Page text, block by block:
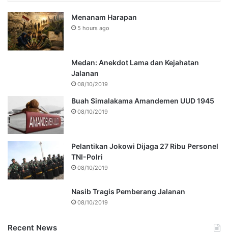
Menanam Harapan
5 hours ago
Medan: Anekdot Lama dan Kejahatan
Jalanan
08/10/2019
Buah Simalakama Amandemen UUD 1945
08/10/2019
Pelantikan Jokowi Dijaga 27 Ribu Personel
TNI-Polri
08/10/2019
Nasib Tragis Pemberang Jalanan
08/10/2019
Recent News